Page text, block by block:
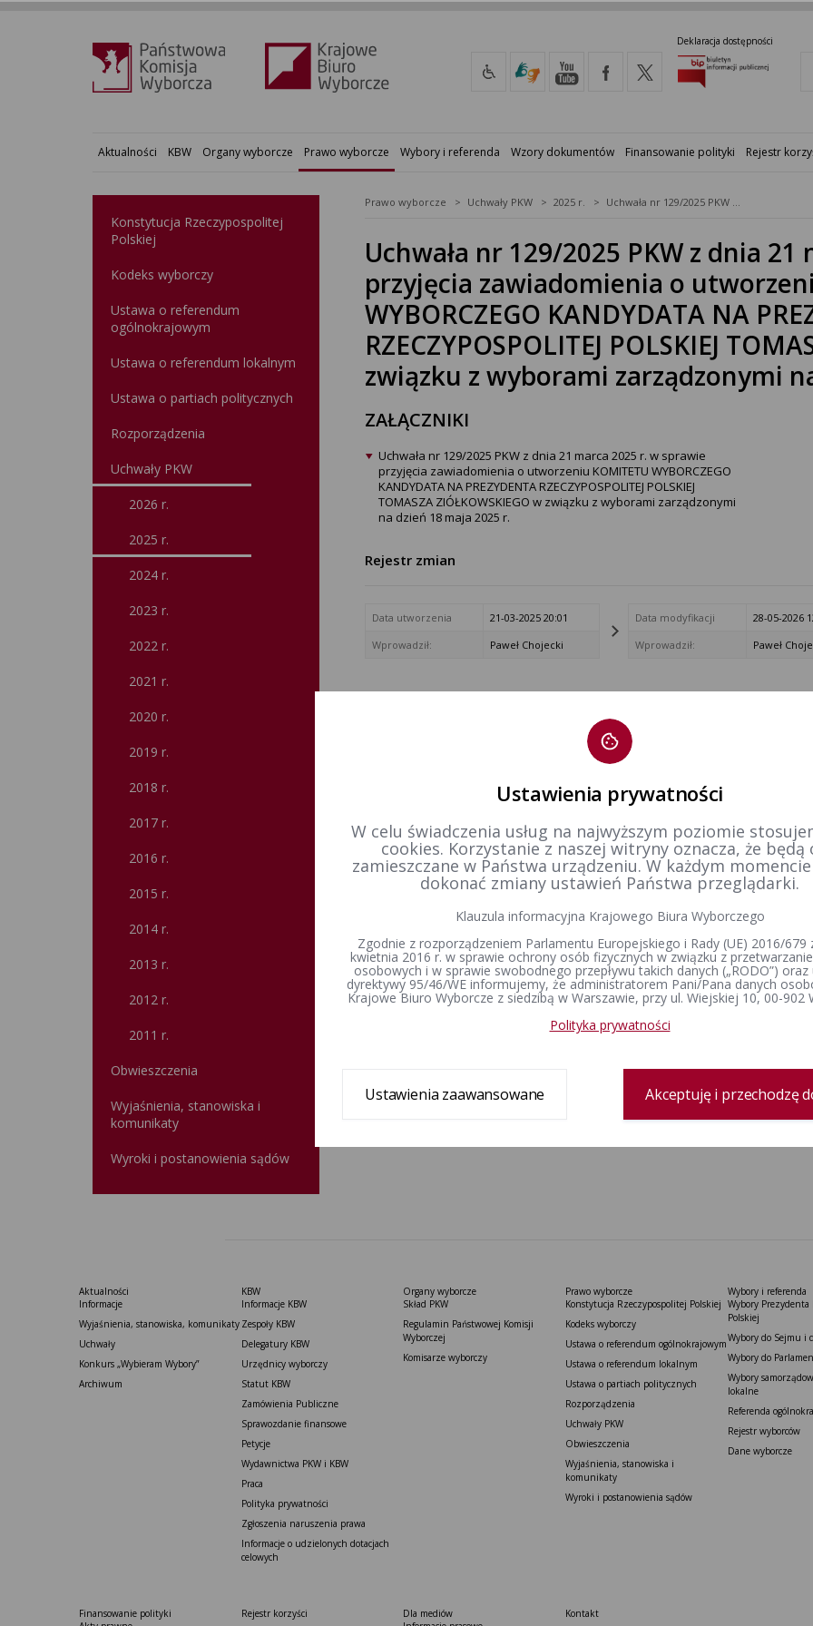
Deklaracja dostępności
Aktualności KBW Organy wyborcze Prawo wyborcze Wybory i referenda Wzory dokumentów Finansowanie polityki Rejestr
Konstytucja Rzeczypospolitej
Polskiej​
Kodeks wyborczy
Ustawa o referendum
ogólnokrajowym
Ustawa o referendum lokalnym
Ustawa o partiach politycznych
Rozporządzenia
Uchwały PKW
2026 r.
2025 r.
2024 r.
2023 r.
2022 r.
2021 r.
2020 r.
2019 r.
2018 r.
2017 r.
2016 r.
2015 r.
2014 r.
2013 r.
2012 r.
2011 r.
Obwieszczenia
Wyjaśnienia, stanowiska i
komunikaty
Wyroki i postanowienia sądów
Prawo wyborcze Uchwały PKW 2025 r.
Uchwała nr 129/2025 PKW z dnia
przyjęcia zawiadomienia o
WYBORCZEGO KANDYDATA NA
RZECZYPOSPOLITEJ POLSKIEJ
związku z wyborami zarządzonymi
ZAŁĄCZNIKI
Uchwała nr 129/2025 PKW z dnia 21 marca 2025 r. w sprawie
przyjęcia zawiadomienia o utworzeniu KOMITETU WYBORCZEGO
KANDYDATA NA PREZYDENTA RZECZYPOSPOLITEJ POLSKIEJ
TOMASZA ZIÓŁKOWSKIEGO w związku z wyborami zarządzonymi
na dzień 18 maja 2025 r.
Rejestr zmian
Data utworzenia
21-03-2025 20:01
Wprowadził:
Paweł Chojecki
Data modyfikacji
28-05-2026
Wprowadził:
Paweł
Aktualności
Informacje
Wyjaśnienia, stanowiska, komunikaty
Uchwały
Konkurs „Wybieram Wybory”
Archiwum
KBW
Informacje KBW
Zespoły KBW
Delegatury ​KBW
Urzędnicy wyborczy
Statut K​BW
Zamówienia Publiczne
Sprawozdanie finansowe
Petycje
Wydawnictwa PKW i KBW
Praca
Polityka prywatności
Zgłoszenia naruszenia prawa
Informacje o udzielonych dotacjach
celowych
Organy wyborcze
Skład PKW
Regulamin Państwowej Komisji
Wyborczej
Komisarze wyborczy
Prawo wyborcze
Konstytucja Rzeczypospolitej Polskiej​
Kodeks wyborczy
Ustawa o referendum ogólnokrajowym
Ustawa o referendum lokalnym
Ustawa o partiach politycznych
Rozporządzenia
Uchwały PKW
Obwieszczenia
Wyjaśnienia, stanowiska i
komunikaty
Wyroki i postanowienia sądów
Wybory i referenda
Wybory Prezydenta
Polskiej
Wybory do Sejmu i
Wybory do
Wybory
lokalne
Referenda
Rejestr wyborców
Dane wyborcze
Finansowanie polityki
Rejestr korzyści
Dla mediów
Kontakt
Ustawienia prywatności
W celu świadczenia usług na najwyższym poziomie
cookies. Korzystanie z naszej witryny oznacza, że będą
zamieszczane w Państwa urządzeniu. W każdym
dokonać zmiany ustawień Państwa przeglądarki.
Klauzula informacyjna Krajowego Biura Wyborczego
Zgodnie z rozporządzeniem Parlamentu Europejskiego i Rady (UE) 2016/679
kwietnia 2016 r. w sprawie ochrony osób fizycznych w związku z
osobowych i w sprawie swobodnego przepływu takich danych („RODO”) oraz
dyrektywy 95/46/WE informujemy, że administratorem Pani/Pana danych
Krajowe Biuro Wyborcze z siedzibą w Warszawie, przy ul. Wiejskiej 10, 00-902
Polityka prywatności
Ustawienia zaawansowane Akceptuję i przechodzę